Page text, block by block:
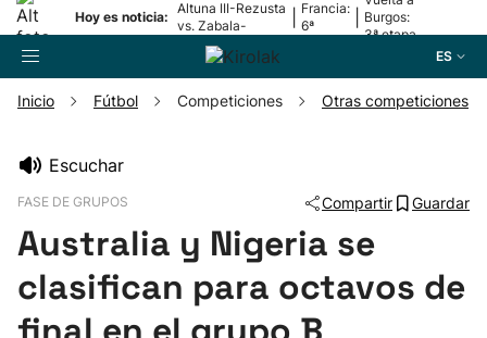
Hoy es noticia:
Altuna III-Rezusta
vs. Zabala-
Zabaleta
Francia:
6ª
Burgos:
3ª etapa
ES
Pelota
Inicio Fútbol Competiciones Otras competiciones
Escuchar
FASE DE GRUPOS Compartir Guardar
Australia y Nigeria se
clasifican para octavos de